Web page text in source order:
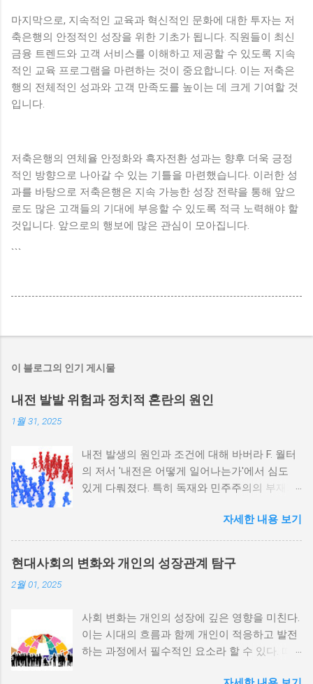
마지막으로, 지속적인 교육과 혁신적인 문화에 대한 투자는 저
축은행의 안정적인 성장을 위한 기초가 됩니다. 직원들이 최신
금융 트렌드와 고객 서비스를 이해하고 제공할 수 있도록 지속
적인 교육 프로그램을 마련하는 것이 중요합니다. 이는 저축은
행의 전체적인 성과와 고객 만족도를 높이는 데 크게 기여할 것
입니다.
저축은행의 연체율 안정화와 흑자전환 성과는 향후 더욱 긍정
적인 방향으로 나아갈 수 있는 기틀을 마련했습니다. 이러한 성
과를 바탕으로 저축은행은 지속 가능한 성장 전략을 통해 앞으
로도 많은 고객들의 기대에 부응할 수 있도록 적극 노력해야 할
것입니다. 앞으로의 행보에 많은 관심이 모아집니다.
```
이 블로그의 인기 게시물
내전 발발 위험과 정치적 혼란의 원인
1월 31, 2025
내전 발생의 원인과 조건에 대해 바버라 F. 월터
의 저서 '내전은 어떻게 일어나는가'에서 심도
있게 다뤄졌다. 특히 독재와 민주주의의 부재가
정치적 파벌화와 경제·군사 체제의 불안정성이
내전의 촉매제가 된다는 사실은 우리에게 중요
한 교훈을 준다. 정치적 불안정성과 내전 발발
위험 정치적 불안정성은 내전 발발의 핵심 요인
적 갈등이 심화되고, 이로 인해 내전의 위험이
증가한다. 이와 같은 경우, 국민들은 정부에 대
한 불만을 느끼고, 체제 전복을 위해 무장 세력
자세한 내용 보기
현대사회의 변화와 개인의 성장관계 탐구
2월 01, 2025
사회 변화는 개인의 성장에 깊은 영향을 미친다.
이는 시대의 흐름과 함께 개인이 적응하고 발전
하는 과정에서 필수적인 요소라 할 수 있다. 따